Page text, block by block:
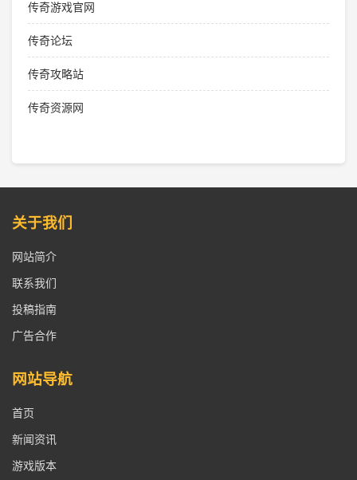
传奇游戏官网
传奇论坛
传奇攻略站
传奇资源网
关于我们
网站简介
联系我们
投稿指南
广告合作
网站导航
首页
新闻资讯
游戏版本